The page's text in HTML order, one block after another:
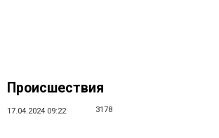
Происшествия
17.04.2024 09:22 3178